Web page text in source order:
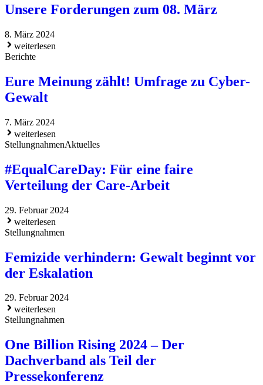
Unsere Forderungen zum 08. März
8. März 2024
weiterlesen
Berichte
Eure Meinung zählt! Umfrage zu Cyber-
Gewalt
7. März 2024
weiterlesen
StellungnahmenAktuelles
#EqualCareDay: Für eine faire
Verteilung der Care-Arbeit
29. Februar 2024
weiterlesen
Stellungnahmen
Femizide verhindern: Gewalt beginnt vor
der Eskalation
29. Februar 2024
weiterlesen
Stellungnahmen
One Billion Rising 2024 – Der
Dachverband als Teil der
Pressekonferenz